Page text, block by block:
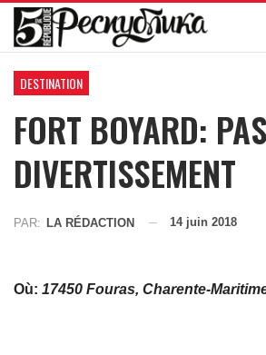
DESTINATION
FORT BOYARD:
DIVERTISSEMENT
PAR: LA RÉDACTION 14 juin 2018
Où: 17450 Fouras, Charente-